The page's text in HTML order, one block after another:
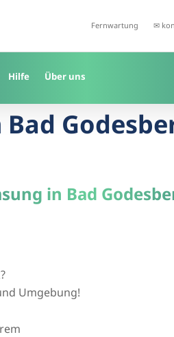
Fernwartung ✉
Hilfe Über uns
in Bad
Umgebung!